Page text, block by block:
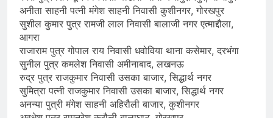
अनीता साहनी पत्नी मंगेश साहनी निवासी कुशीनगर, गोरखपुर
सुशील कुमार पुत्र रामजी लाल निवासी बालाजी नगर एत्माद्दौला,
आगरा
राजाराम पुत्र गोपाल राय निवासी धवोविया थाना कसेमार, दरभंगा
सुनील पुत्र कमलेश निवासी अमीनाबाद, लखनऊ
रुद्र पुत्र राजकुमार निवासी उसका बाजार, सिद्धार्थ नगर
सुमित्रा पत्नी राजकुमार निवासी उसका बाजार, सिद्धार्थ नगर
अनन्या पुत्री मंगेश साहनी अहिरौली बाजार, कुशीनगर